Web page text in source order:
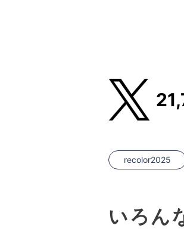
recolor2025
いろん